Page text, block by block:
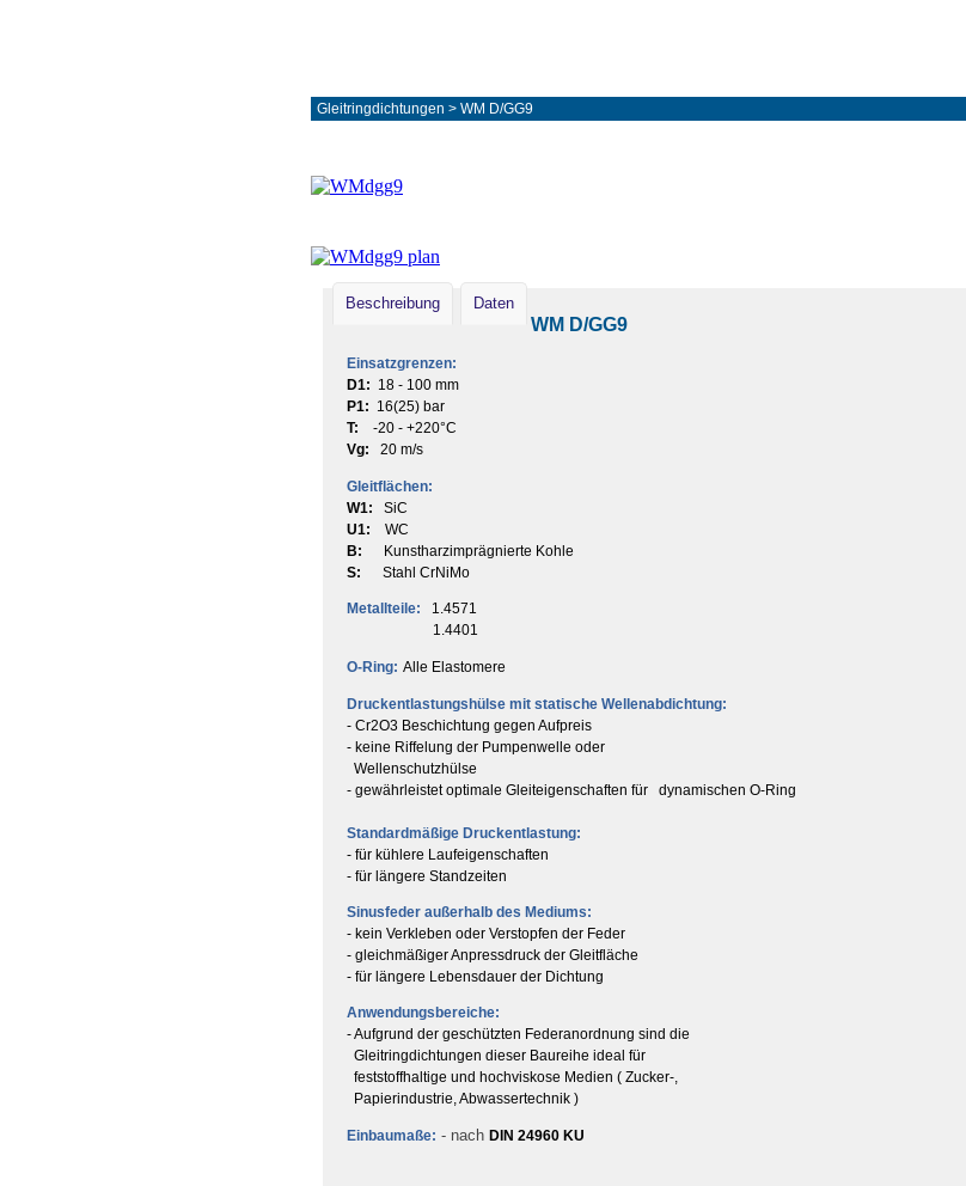
Gleitringdichtungen > WM D/GG9
Beschreibung Daten
WM D/GG9
Einsatzgrenzen:
D1: 18 - 100 mm
P1: 16(25) bar
T: -20 - +220°C
Vg: 20 m/s
Gleitflächen:
W1: SiC
U1: WC
B: Kunstharzimprägnierte Kohle
S:
Stahl CrNiMo
Metallteile:
1.4571
1.4401
O-Ring: Alle Elastomere
Druckentlastungshülse mit statische Wellenabdichtung:
- Cr2O3 Beschichtung gegen Aufpreis
- keine Riffelung der Pumpenwelle oder
Wellenschutzhülse
- gewährleistet optimale Gleiteigenschaften für dynamischen O-Ring
Standardmäßige Druckentlastung:
- für kühlere Laufeigenschaften
- für längere Standzeiten
Sinusfeder außerhalb des Mediums:
- kein Verkleben oder Verstopfen der Feder
- gleichmäßiger Anpressdruck der Gleitfläche
- für längere Lebensdauer der Dichtung
Anwendungsbereiche:
- Aufgrund der geschützten Federanordnung sind die
Gleitringdichtungen dieser Baureihe ideal für
feststoffhaltige und hochviskose Medien ( Zucker-,
Papierindustrie, Abwassertechnik )
Einbaumaße: - nach DIN 24960 KU